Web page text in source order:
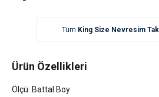
Tüm King Size Nevresim
Ürün Özellikleri
Ölçü: Battal Boy